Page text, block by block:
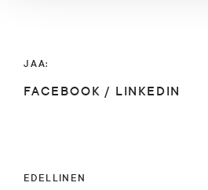
JAA:
FACEBOOK / LINKEDIN
EDELLINEN